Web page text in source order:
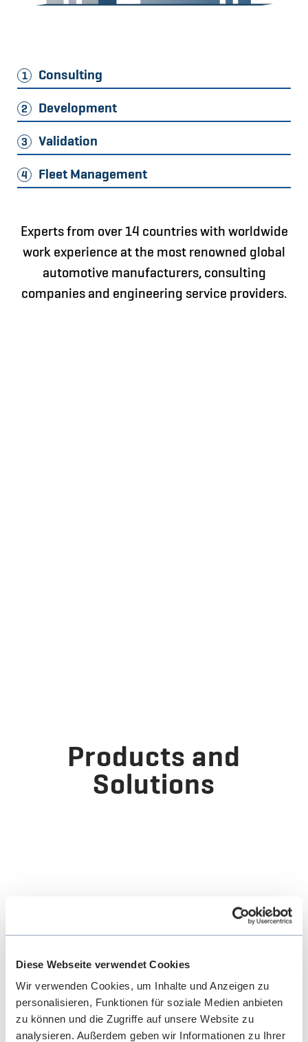
Diese Webseite verwendet Cookies
Wir verwenden Cookies, um Inhalte und Anzeigen zu
personalisieren, Funktionen für soziale Medien anbieten
zu können und die Zugriffe auf unsere Website zu
analysieren. Außerdem geben wir Informationen zu Ihrer
1 Consulting
2 Development
3 Validation
4 Fleet Management
Experts from over 14 countries with worldwide
work experience at the most renowned global
automotive manufacturers, consulting
companies and engineering service providers.
Products and
Solutions